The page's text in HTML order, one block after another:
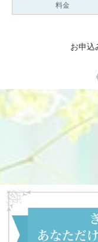
料金
お申込